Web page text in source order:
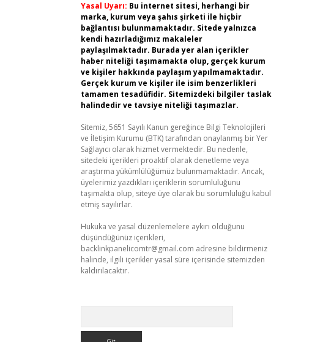
Yasal Uyarı: Bu internet sitesi, herhangi bir
marka, kurum veya şahıs şirketi ile hiçbir
bağlantısı bulunmamaktadır. Sitede yalnızca
kendi hazırladığımız makaleler
paylaşılmaktadır. Burada yer alan içerikler
haber niteliği taşımamakta olup, gerçek kurum
ve kişiler hakkında paylaşım yapılmamaktadır.
Gerçek kurum ve kişiler ile isim benzerlikleri
tamamen tesadüfidir. Sitemizdeki bilgiler taslak
halindedir ve tavsiye niteliği taşımazlar.
Sitemiz, 5651 Sayılı Kanun gereğince Bilgi Teknolojileri
ve İletişim Kurumu (BTK) tarafından onaylanmış bir Yer
Sağlayıcı olarak hizmet vermektedir. Bu nedenle,
sitedeki içerikleri proaktif olarak denetleme veya
araştırma yükümlülüğümüz bulunmamaktadır. Ancak,
üyelerimiz yazdıkları içeriklerin sorumluluğunu
taşımakta olup, siteye üye olarak bu sorumluluğu kabul
etmiş sayılırlar.
Hukuka ve yasal düzenlemelere aykırı olduğunu
düşündüğünüz içerikleri,
backlinkpanelicomtr@gmail.com adresine bildirmeniz
halinde, ilgili içerikler yasal süre içerisinde sitemizden
kaldırılacaktır.